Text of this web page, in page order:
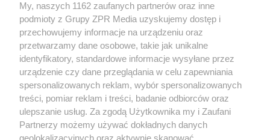
Żaden utwór zamieszczony w serwisie nie może być powielany i
rozpowszechniany lub dalej rozpowszechniany w jakikolwiek sposób (w
tym także elektroniczny lub mechaniczny) na jakimkolwiek polu
eksploatacji w jakiejkolwiek formie, włącznie z umieszczaniem w Internecie
bez pisemnej zgody właściciela praw. Jakiekolwiek użycie lub
wykorzystanie utworów w całości lub w części z naruszeniem prawa, tzn.
bez właściwej zgody, jest zabronione pod groźbą kary i może być ścigane
prawnie.
My, naszych 1162 zaufanych partnerów oraz inne
podmioty z Grupy ZPR Media uzyskujemy dostęp i
przechowujemy informacje na urządzeniu oraz
przetwarzamy dane osobowe, takie jak unikalne
identyfikatory, standardowe informacje wysyłane przez
urządzenie czy dane przeglądania w celu zapewniania
spersonalizowanych reklam, wybór spersonalizowanych
treści, pomiar reklam i treści, badanie odbiorców oraz
ulepszanie usług. Za zgodą Użytkownika my i Zaufani
Partnerzy możemy używać dokładnych danych
geolokalizacyjnych oraz aktywnie skanować